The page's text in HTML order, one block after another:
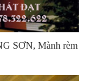
SƠN, Mành rèm